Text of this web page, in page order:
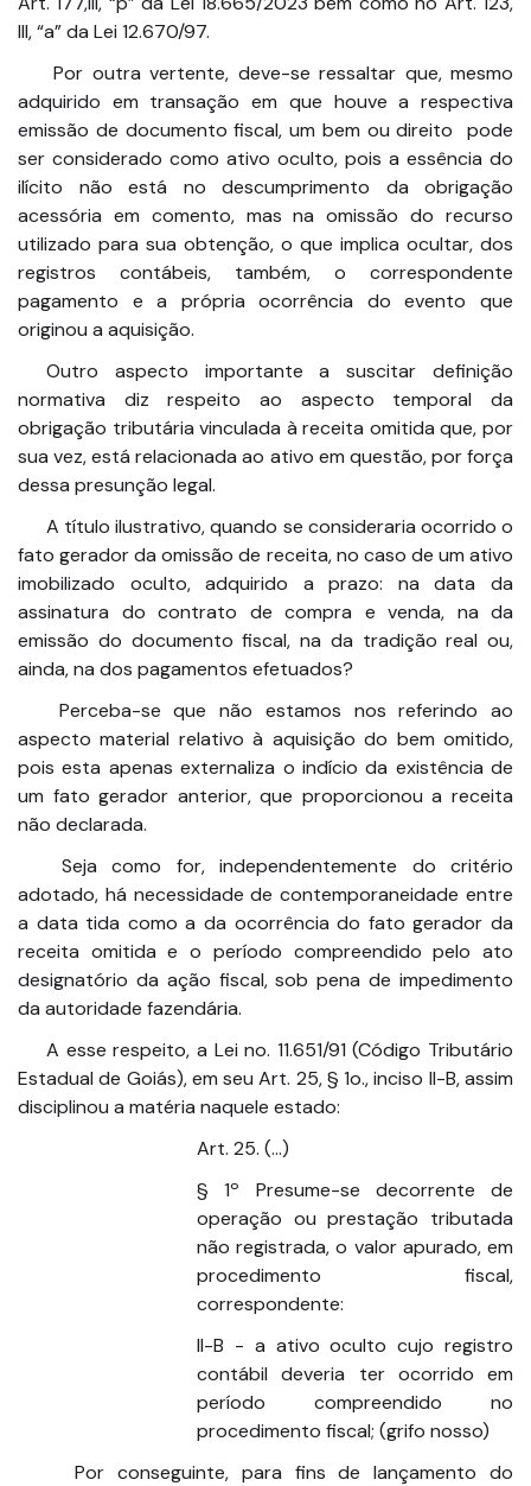
III, “a” da Lei 12.670/97.
Por outra vertente, deve-se ressaltar que, mesmo
adquirido em transação em que houve a respectiva
emissão de documento fiscal, um bem ou direito pode
ser considerado como ativo oculto, pois a essência do
ilícito não está no descumprimento da obrigação
acessória em comento, mas na omissão do recurso
utilizado para sua obtenção, o que implica ocultar, dos
registros contábeis, também, o correspondente
pagamento e a própria ocorrência do evento que
originou a aquisição.
Outro aspecto importante a suscitar definição
normativa diz respeito ao aspecto temporal da
obrigação tributária vinculada à receita omitida que, por
sua vez, está relacionada ao ativo em questão, por força
dessa presunção legal.
A título ilustrativo, quando se consideraria ocorrido o
fato gerador da omissão de receita, no caso de um ativo
imobilizado oculto, adquirido a prazo: na data da
assinatura do contrato de compra e venda, na da
emissão do documento fiscal, na da tradição real ou,
ainda, na dos pagamentos efetuados?
Perceba-se que não estamos nos referindo ao
aspecto material relativo à aquisição do bem omitido,
pois esta apenas externaliza o indício da existência de
um fato gerador anterior, que proporcionou a receita
não declarada.
Seja como for, independentemente do critério
adotado, há necessidade de contemporaneidade entre
a data tida como a da ocorrência do fato gerador da
receita omitida e o período compreendido pelo ato
designatório da ação fiscal, sob pena de impedimento
da autoridade fazendária.
A esse respeito, a Lei no. 11.651/91 (Código Tributário
Estadual de Goiás), em seu Art. 25, § 1o., inciso II-B, assim
disciplinou a matéria naquele estado:
Art. 25. (…)
§ 1º Presume-se decorrente de
operação ou prestação tributada
não registrada, o valor apurado, em
procedimento fiscal,
correspondente:
II-B - a ativo oculto cujo registro
contábil deveria ter ocorrido em
período compreendido no
procedimento fiscal; (grifo nosso)
Por conseguinte, para fins de lançamento do